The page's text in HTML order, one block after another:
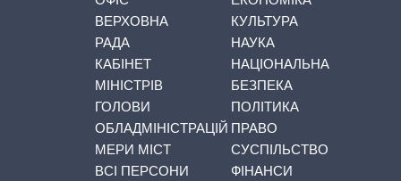
ВЕРХОВНА
РАДА
КАБІНЕТ
МІНІСТРІВ
ГОЛОВИ
ОБЛАДМІНІСТРАЦІЙ
МЕРИ МІСТ
ВСІ ПЕРСОНИ
КУЛЬТУРА
НАУКА
НАЦІОНАЛЬНА
БЕЗПЕКА
ПОЛІТИКА
ПРАВО
СУСПІЛЬСТВО
ФІНАНСИ